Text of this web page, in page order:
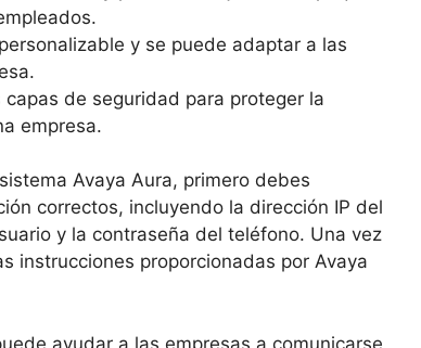
y se puede adaptar a las
de seguridad para proteger la
empresa.
Avaya Aura, primero debes
correctos, incluyendo la dirección IP del
y la contraseña del teléfono. Una vez
instrucciones proporcionadas por Avaya
ayudar a las empresas a comunicarse